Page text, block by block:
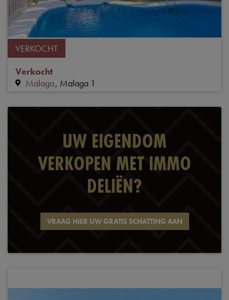
VERKOCHT
Verkocht
Malaga Malaga 1
UW EIGENDOM
VERKOPEN MET IMMO
DELIËN?
VRAAG HIER UW GRATIS SCHATTING AAN